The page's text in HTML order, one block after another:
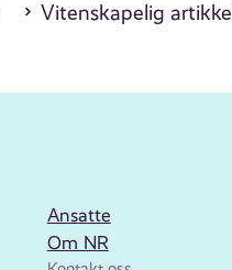
Vitenskapelig artikkel
Ansatte
Om NR